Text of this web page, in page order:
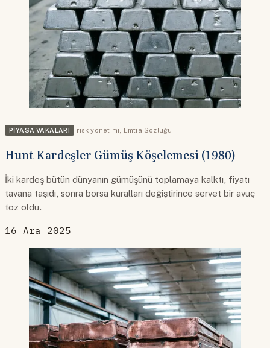
PIYASA VAKALARI risk yönetimi Emtia Sözlüğü
Hunt Kardeşler Gümüş Köşelemesi (1980)
İki kardeş bütün dünyanın gümüşünü toplamaya kalktı, fiyatı
tavana taşıdı, sonra borsa kuralları değiştirince servet bir avuç
toz oldu.
16 Ara 2025